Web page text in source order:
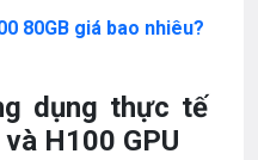
80GB giá bao nhiêu?
dụng thực tế
H100 GPU